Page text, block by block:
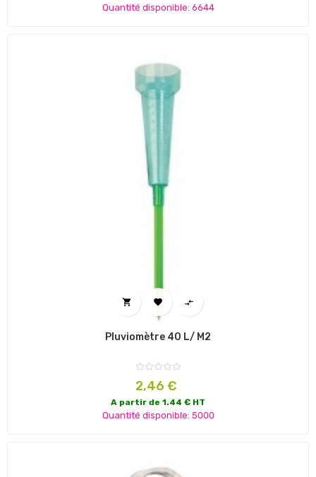
Quantité disponible: 6644
  
Pluviomètre 40 L/ M2
Prix
2,46 €
A partir de 1.44 € HT
Quantité disponible: 5000